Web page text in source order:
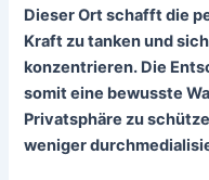
Dieser Ort schafft die
Kraft zu tanken und
konzentrieren. Die
somit eine bewusste
Privatsphäre zu
weniger